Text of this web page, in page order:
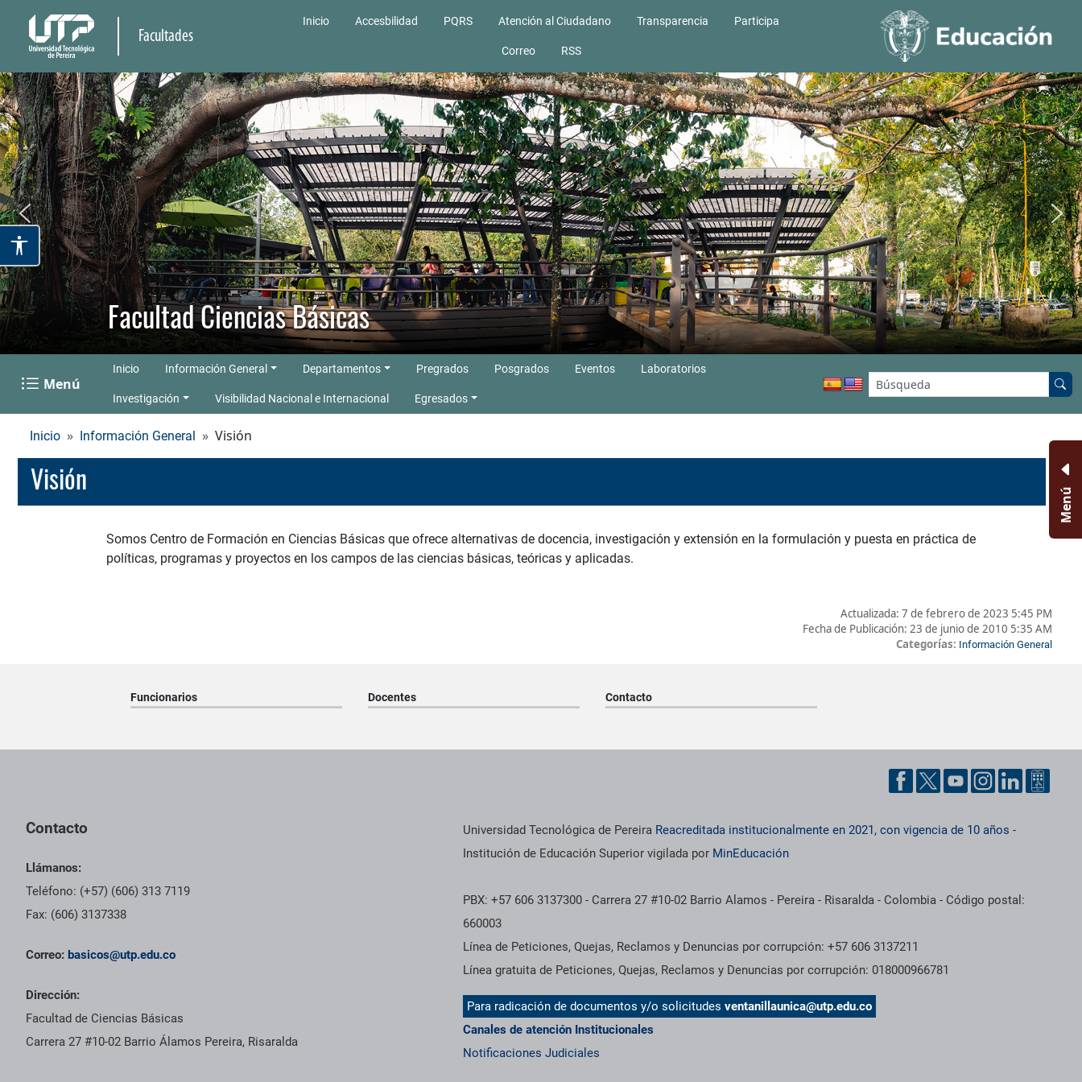
Facultades
Inicio Accesbilidad PQRS Atención al Ciudadano Transparencia Participa
Correo RSS
Facultad Ciencias Básicas
Menú
Inicio Información General Departamentos Pregrados Posgrados Eventos Laboratorios
Investigación Visibilidad Nacional e Internacional Egresados
Buscar en el sitio:
Inicio Información General Visión
Visión
Somos Centro de Formación en Ciencias Básicas que ofrece alternativas de docencia, investigación y extensión en la formulación y puesta en práctica de
políticas, programas y proyectos en los campos de las ciencias básicas, teóricas y aplicadas.
Actualizada: 7 de febrero de 2023 5:45 PM
Fecha de Publicación: 23 de junio de 2010 5:35 AM
Categorías: Información General
Menú
Funcionarios Docentes Contacto
Contacto
Llámanos:
Teléfono: (+57) (606) 313 7119
Fax: (606) 3137338
Correo: basicos@utp.edu.co
Dirección:
Facultad de Ciencias Básicas
Carrera 27 #10-02 Barrio Álamos Pereira, Risaralda
Información institucional
Universidad Tecnológica de Pereira Reacreditada institucionalmente en 2021, con vigencia de 10 años -
Institución de Educación Superior vigilada por MinEducación
PBX: +57 606 3137300 - Carrera 27 #10-02 Barrio Alamos - Pereira - Risaralda - Colombia - Código postal:
660003
Línea de Peticiones, Quejas, Reclamos y Denuncias por corrupción: +57 606 3137211
Línea gratuita de Peticiones, Quejas, Reclamos y Denuncias por corrupción: 018000966781
Para radicación de documentos y/o solicitudesventanillaunica@utp.edu.co
Canales de atención Institucionales
Notificaciones Judiciales